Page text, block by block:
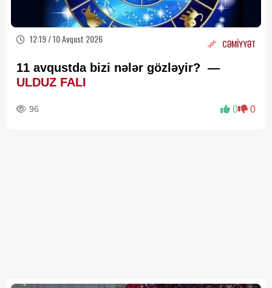
12:19 / 10 Avqust 2026 CƏMİYYƏT
11 avqustda bizi nələr gözləyir? —
ULDUZ FALI
96 0 0